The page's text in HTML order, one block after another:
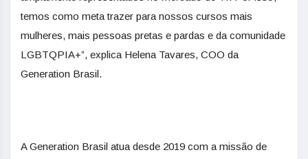
temos como meta trazer para nossos cursos mais
mulheres, mais pessoas pretas e pardas e da comunidade
LGBTQPIA+”, explica Helena Tavares, COO da
Generation Brasil.
A Generation Brasil atua desde 2019 com a missão de